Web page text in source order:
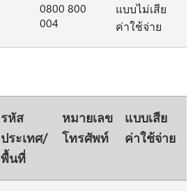
0800 800
004
แบบไม่เสีย
ค่าใช้จ่าย
รหัส
ประเทศ/
พื้นที่
หมายเลข
โทรศัพท์
แบบเสีย
ค่าใช้จ่าย